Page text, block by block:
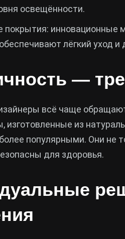
освещённости.
покрытия: инновационные
лёгкий уход и
—
всё чаще
из
популярными. Они
для здоровья.